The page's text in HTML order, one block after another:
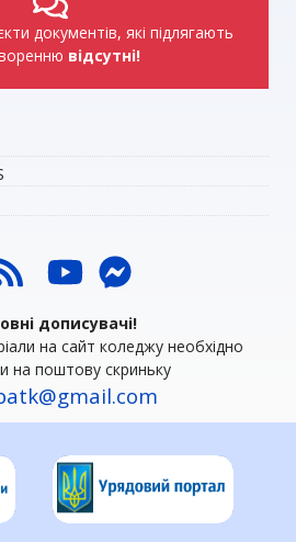
документів, які підлягають
відсутні!
дописувачі!
на сайт коледжу необхідно
на поштову скриньку